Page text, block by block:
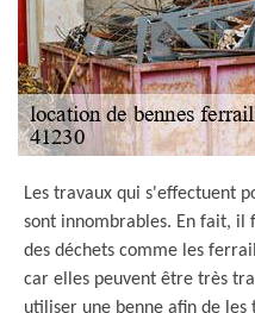
Les travaux qui s'effectuent
sont innombrables. En fait, il
des déchets comme les
car elles peuvent être très
utiliser une benne afin de